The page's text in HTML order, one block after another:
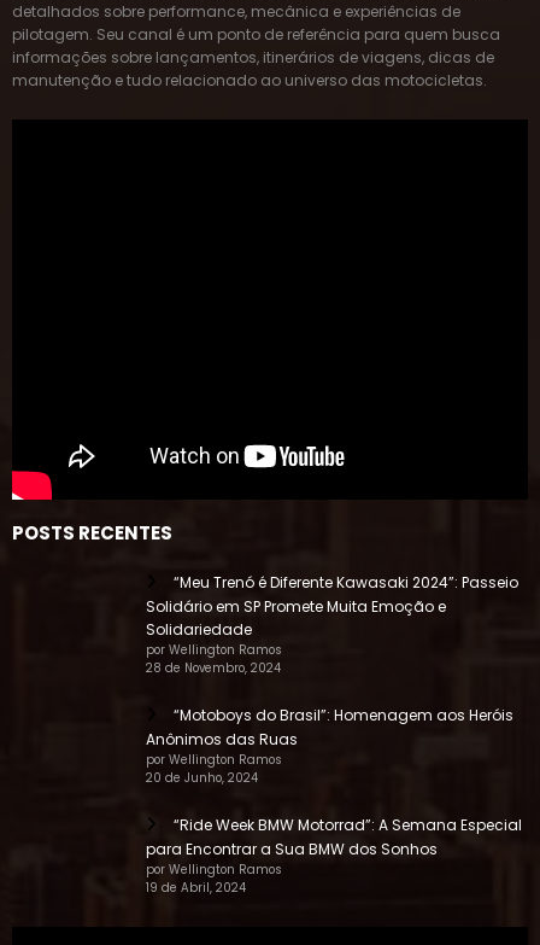
detalhados sobre performance, mecânica e experiências de
pilotagem. Seu canal é um ponto de referência para quem busca
informações sobre lançamentos, itinerários de viagens, dicas de
manutenção e tudo relacionado ao universo das motocicletas.
POSTS RECENTES
“Meu Trenó é Diferente Kawasaki 2024”: Passeio
Solidário em SP Promete Muita Emoção e
Solidariedade
por Wellington Ramos
28 de Novembro, 2024
“Motoboys do Brasil”: Homenagem aos Heróis
Anônimos das Ruas
por Wellington Ramos
20 de Junho, 2024
“Ride Week BMW Motorrad”: A Semana Especial
para Encontrar a Sua BMW dos Sonhos
por Wellington Ramos
19 de Abril, 2024